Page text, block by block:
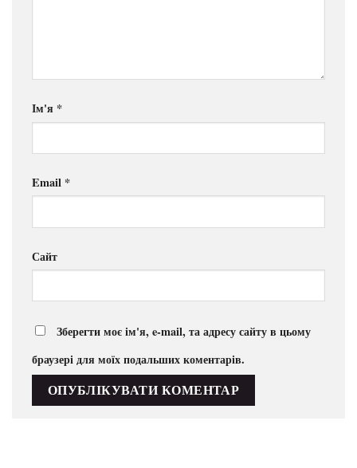
Ім'я *
Email *
Сайт
Зберегти моє ім'я, e-mail, та адресу сайту в цьому
браузері для моїх подальших коментарів.